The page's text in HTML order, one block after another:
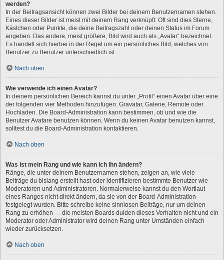
werden?
In der Beitragsansicht können zwei Bilder bei deinem Benutzernamen stehen.
Eines dieser Bilder ist meist mit deinem Rang verknüpft: Oft sind dies Sterne,
Kästchen oder Punkte, die deine Beitragszahl oder deinen Status im Forum
angeben. Das andere, meist größere, Bild wird auch als „Avatar“ bezeichnet.
Es handelt sich hierbei in der Regel um ein persönliches Bild, welches von
Benutzer zu Benutzer unterschiedlich ist.
Nach oben
Wie verwende ich einen Avatar?
In deinem persönlichen Bereich kannst du unter „Profil“ einen Avatar über eine
der folgenden vier Methoden hinzufügen: Gravatar, Galerie, Remote oder
Hochladen. Die Board-Administration kann bestimmen, ob und wie die
Benutzer Avatare benutzen können. Wenn du keinen Avatar benutzen kannst,
solltest du die Board-Administration kontaktieren.
Nach oben
Was ist mein Rang und wie kann ich ihn ändern?
Ränge, die unter deinem Benutzernamen stehen, zeigen an, wie viele
Beiträge du bislang erstellt hast oder identifizieren bestimmte Benutzer wie
Moderatoren und Administratoren. Normalerweise kannst du den Wortlaut
eines Ranges nicht direkt ändern, da sie von der Board-Administration
festgelegt wurden. Bitte schreibe keine sinnlosen Beiträge, nur um deinen
Rang zu erhöhen — die meisten Boards dulden dieses Verhalten nicht und ein
Moderator oder Administrator wird deinen Rang unter Umständen einfach
wieder zurücksetzen.
Nach oben